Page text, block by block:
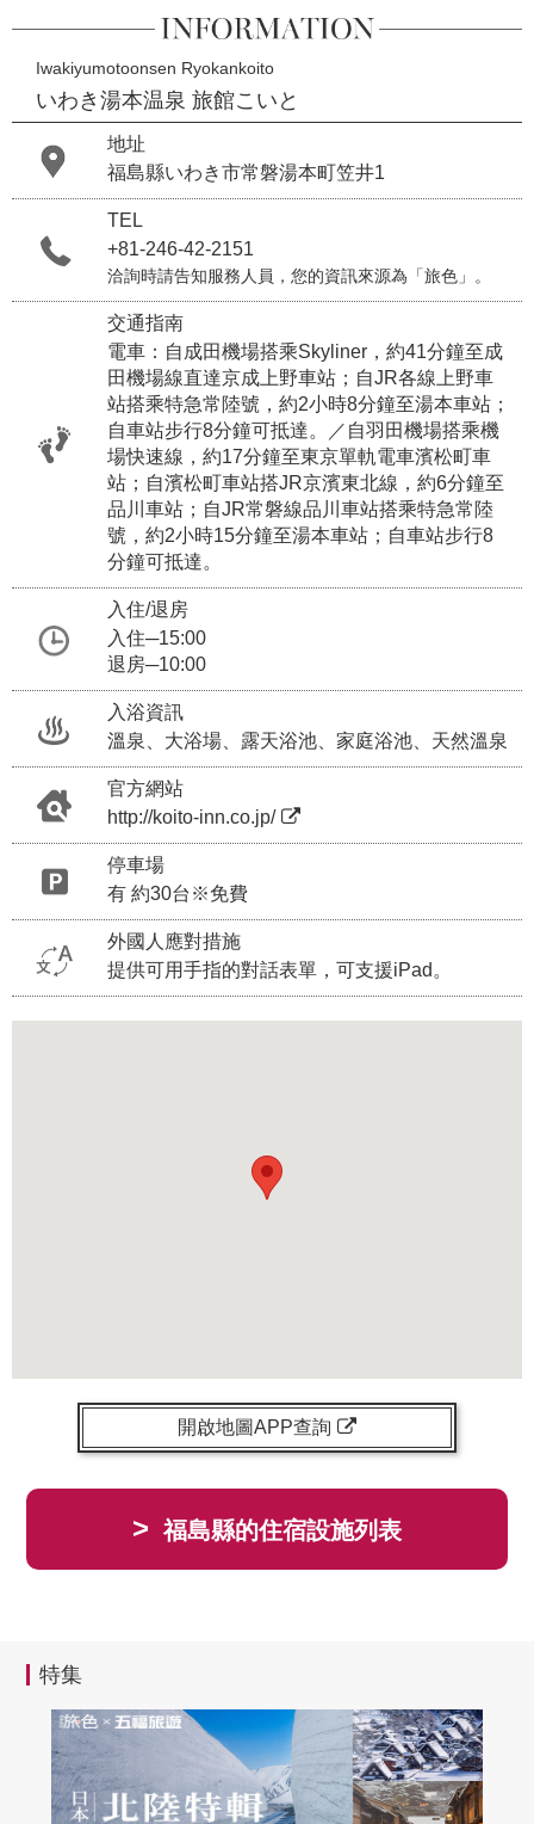
Iwakiyumotoonsen Ryokankoito
いわき湯本温泉 旅館こいと
地址
福島縣いわき市常磐湯本町笠井1
TEL
+81-246-42-2151
洽詢時請告知服務人員，您的資訊來源為「旅色」。
交通指南
電車：自成田機場搭乘Skyliner，約41分鐘至成
田機場線直達京成上野車站；自JR各線上野車
站搭乘特急常陸號，約2小時8分鐘至湯本車站；
自車站步行8分鐘可抵達。／自羽田機場搭乘機
場快速線，約17分鐘至東京單軌電車濱松町車
站；自濱松町車站搭JR京濱東北線，約6分鐘至
品川車站；自JR常磐線品川車站搭乘特急常陸
號，約2小時15分鐘至湯本車站；自車站步行8
分鐘可抵達。
入住/退房
入住─15:00
退房─10:00
入浴資訊
溫泉、大浴場、露天浴池、家庭浴池、天然溫泉
官方網站
http://koito-inn.co.jp/
停車場
有 約30台※免費
外國人應對措施
提供可用手指的對話表單，可支援iPad。
開啟地圖APP查詢
> 福島縣的住宿設施列表
特集